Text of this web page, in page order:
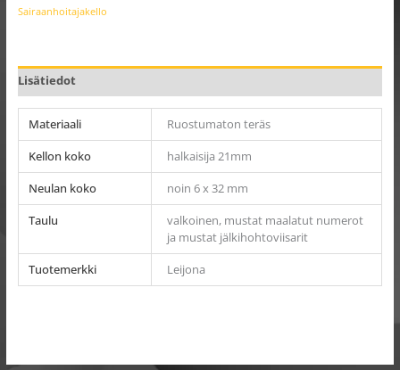
Sairaanhoitajakello
Lisätiedot
Materiaali
Ruostumaton teräs
Kellon koko
halkaisija 21mm
Neulan koko
noin 6 x 32 mm
Taulu
valkoinen, mustat maalatut numerot
ja mustat jälkihohtoviisarit
Tuotemerkki
Leijona